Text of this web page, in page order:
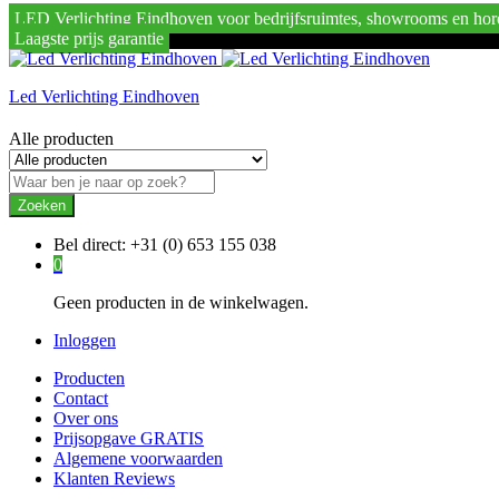
LED Verlichting Eindhoven voor bedrijfsruimtes, showrooms en
Laagste prijs garantie
Led Verlichting Eindhoven
Alle producten
Zoeken
Bel direct: +31 (0) 653 155 038
0
Geen producten in de winkelwagen.
Inloggen
Producten
Contact
Over ons
Prijsopgave GRATIS
Algemene voorwaarden
Klanten Reviews